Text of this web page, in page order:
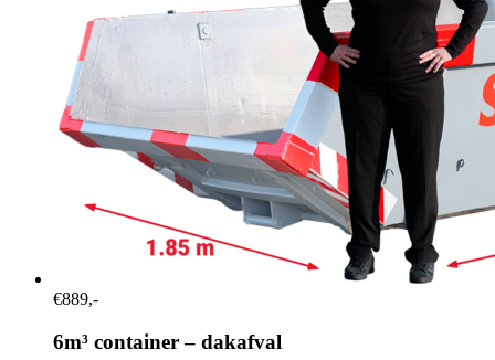
€889,-
6m³ container – dakafval